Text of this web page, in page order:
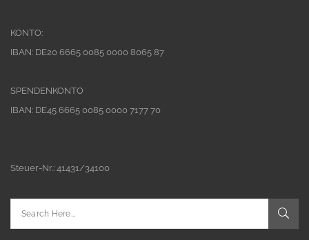
KONTO:
IBAN: DE20 6665 0085 0000 8065 87
SPENDENKONTO
IBAN: DE45 6665 0085 0000 7177 70
Steuer-Nr.: 41431/34100